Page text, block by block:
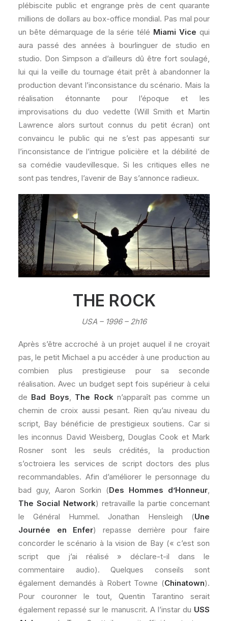
plébiscite public et engrange près de cent quarante
millions de dollars au box-office mondial. Pas mal pour
un bête démarquage de la série télé Miami Vice qui
aura passé des années à bourlinguer de studio en
studio. Don Simpson a d’ailleurs dû être fort soulagé,
lui qui la veille du tournage était prêt à abandonner la
production devant l’inconsistance du scénario. Mais la
réalisation étonnante pour l’époque et les
improvisations du duo vedette (Will Smith et Martin
Lawrence alors surtout connus du petit écran) ont
convaincu le public qui ne s’est pas appesanti sur
l’inconsistance de l’intrigue policière et la débilité de
sa comédie vaudevillesque. Si les critiques elles ne
sont pas tendres, l’avenir de Bay s’annonce radieux.
THE ROCK
USA – 1996 – 2h16
Après s’être accroché à un projet auquel il ne croyait
pas, le petit Michael a pu accéder à une production au
combien plus prestigieuse pour sa seconde
réalisation. Avec un budget sept fois supérieur à celui
de Bad Boys, The Rockn’apparaît pas comme un
chemin de croix aussi pesant. Rien qu’au niveau du
script, Bay bénéficie de prestigieux soutiens. Car si
les inconnus David Weisberg, Douglas Cook et Mark
Rosner sont les seuls crédités, la production
s’octroiera les services de script doctors des plus
recommandables. Afin d’améliorer le personnage du
bad guy, Aaron Sorkin (Des Hommes d’Honneur,
The Social Network) retravaille la partie concernant
le Général Hummel. Jonathan Hensleigh (Une
Journée en Enfer) repasse derrière pour faire
concorder le scénario à la vision de Bay (« c’est son
script que j’ai réalisé » déclare-t-il dans le
commentaire audio). Quelques conseils sont
également demandés à Robert Towne (Chinatown).
Pour couronner le tout, Quentin Tarantino serait
également repassé sur le manuscrit. A l’instar du USS